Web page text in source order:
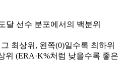
달 선수 분포에서의 백분위
최상위, 왼쪽(0)일수록 최하위
위 (ERA·K%처럼 낮을수록 좋은